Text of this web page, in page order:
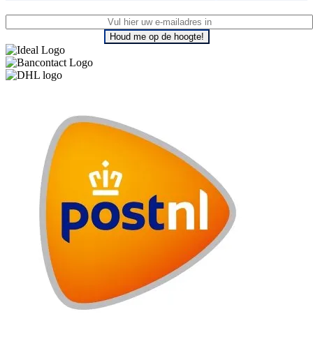
Houd me op de hoogte!